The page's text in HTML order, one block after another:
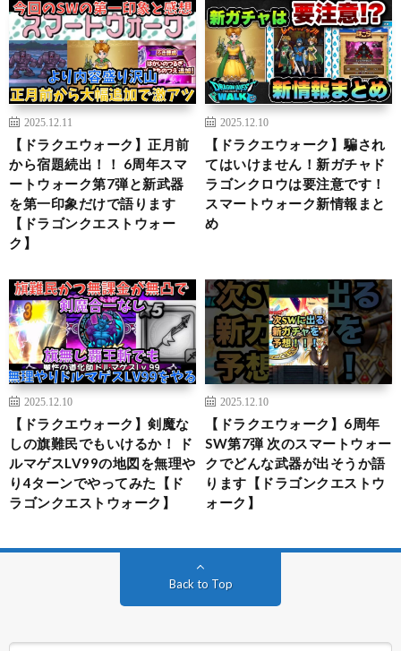
2025.12.11
【ドラクエウォーク】正月前
から宿題続出！！ 6周年スマ
ートウォーク第7弾と新武器
を第一印象だけで語ります
【ドラゴンクエストウォー
ク】
2025.12.10
【ドラクエウォーク】騙され
てはいけません！新ガチャド
ラゴンクロウは要注意です！
スマートウォーク新情報まと
め
2025.12.10
【ドラクエウォーク】剣魔な
しの旗難民でもいけるか！ ド
ルマゲスLV99の地図を無理や
り4ターンでやってみた【ド
ラゴンクエストウォーク】
2025.12.10
【ドラクエウォーク】6周年
SW第7弾 次のスマートウォー
クでどんな武器が出そうか語
ります【ドラゴンクエストウ
ォーク】
Back to Top